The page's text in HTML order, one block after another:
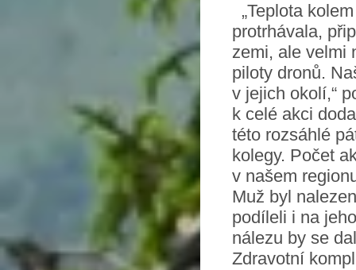
„Teplota
protrhávala,
zemi, ale velmi
piloty dronů.
v jejich okolí,“
k celé akci
této rozsáhlé
kolegy. Počet
v našem
Muž byl
podíleli i na
nálezu by se
Zdravotní